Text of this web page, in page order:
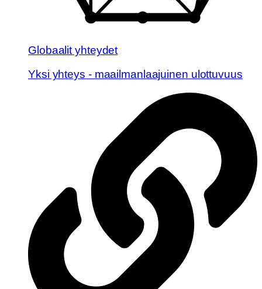
Globaalit yhteydet
Yksi yhteys - maailmanlaajuinen ulottuvuus